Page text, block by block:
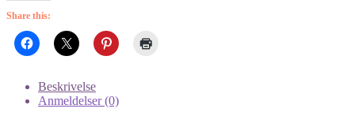
Share this:
Beskrivelse
Anmeldelser (0)